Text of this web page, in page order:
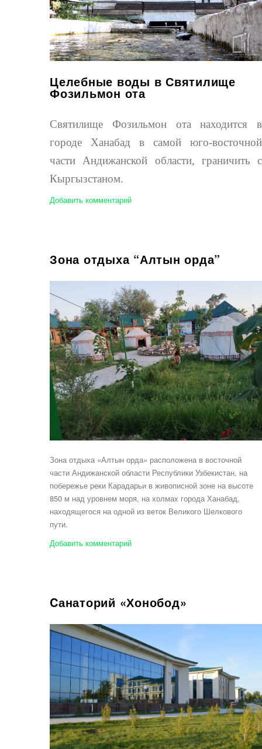
Целебные воды в Святилище
Фозильмон ота
Святилище Фозильмон ота находится в
городе Ханабад в самой юго-восточной
части Андижанской области, граничить с
Кыргызстаном.
Добавить комментарий
Зона отдыха “Алтын орда”
Зона отдыха «Алтын орда» расположена в восточной
части Андижанской области Республики Узбекистан, на
побережье реки Карадарьи в живописной зоне на высоте
850 м над уровнем моря, на холмах города Ханабад,
находящегося на одной из веток Великого Шелкового
пути.
Добавить комментарий
Cанаторий «Хонобод»